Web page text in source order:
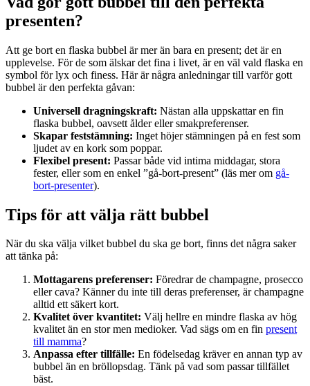
presenten?
Att ge bort en flaska bubbel är mer än bara en present; det är en
upplevelse. För de som älskar det fina i livet, är en väl vald flaska en
symbol för lyx och finess. Här är några anledningar till varför gott
bubbel är den perfekta gåvan:
Universell dragningskraft: Nästan alla uppskattar en fin
flaska bubbel, oavsett ålder eller smakpreferenser.
Skapar feststämning: Inget höjer stämningen på en fest som
ljudet av en kork som poppar.
Flexibel present: Passar både vid intima middagar, stora
fester, eller som en enkel ”gå-bort-present” (läs mer om gå-
bort-presenter).
Tips för att välja rätt bubbel
När du ska välja vilket bubbel du ska ge bort, finns det några saker
att tänka på:
Mottagarens preferenser: Föredrar de champagne, prosecco
eller cava? Känner du inte till deras preferenser, är champagne
alltid ett säkert kort.
Kvalitet över kvantitet: Välj hellre en mindre flaska av hög
kvalitet än en stor men medioker. Vad sägs om en fin present
till mamma?
Anpassa efter tillfälle: En födelsedag kräver en annan typ av
bubbel än en bröllopsdag. Tänk på vad som passar tillfället
bäst.